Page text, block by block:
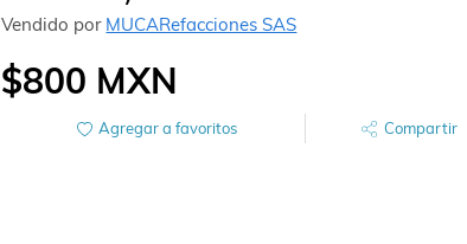
Vendido por MUCARefacciones SAS
$800 MXN
Agregar a favoritos Compartir